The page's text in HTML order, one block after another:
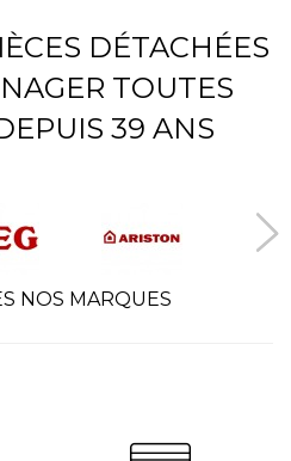
DÉTACHÉES
TOUTES
39 ANS
NOS MARQUES